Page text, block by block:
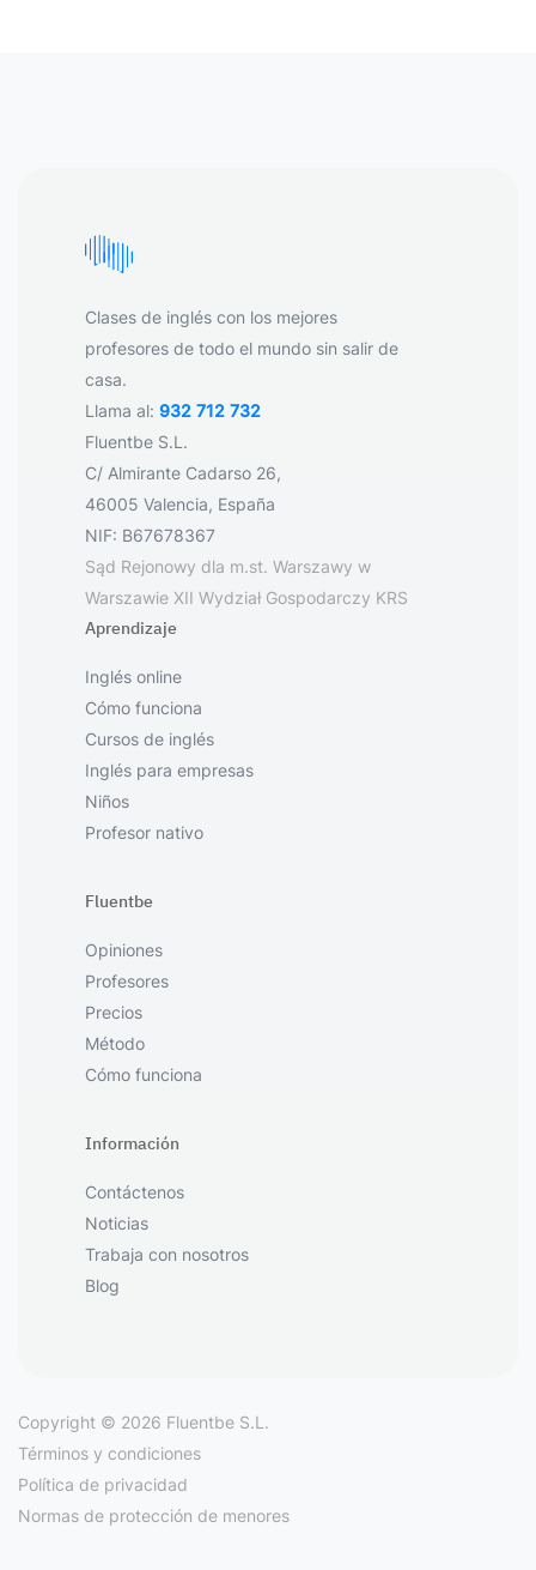
Clases de inglés con los mejores
profesores de todo el mundo sin salir de
casa.
Llama al: 932 712 732
Fluentbe S.L.
C/ Almirante Cadarso 26,
46005 Valencia, España
NIF: B67678367
Sąd Rejonowy dla m.st. Warszawy w
Warszawie XII Wydział Gospodarczy KRS
Aprendizaje
Inglés online
Cómo funciona
Cursos de inglés
Inglés para empresas
Niños
Profesor nativo
Fluentbe
Opiniones
Profesores
Precios
Método
Cómo funciona
Información
Contáctenos
Noticias
Trabaja con nosotros
Blog
Copyright © 2026 Fluentbe S.L.
Términos y condiciones
Política de privacidad
Normas de protección de menores